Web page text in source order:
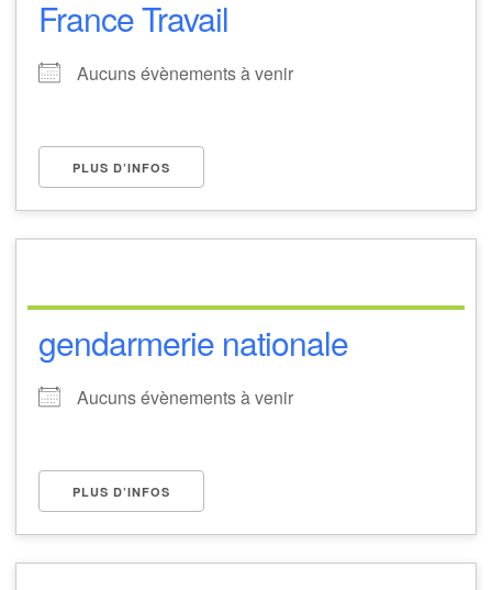
France Travail
Aucuns évènements à venir
PLUS D’INFOS
gendarmerie nationale
Aucuns évènements à venir
PLUS D’INFOS